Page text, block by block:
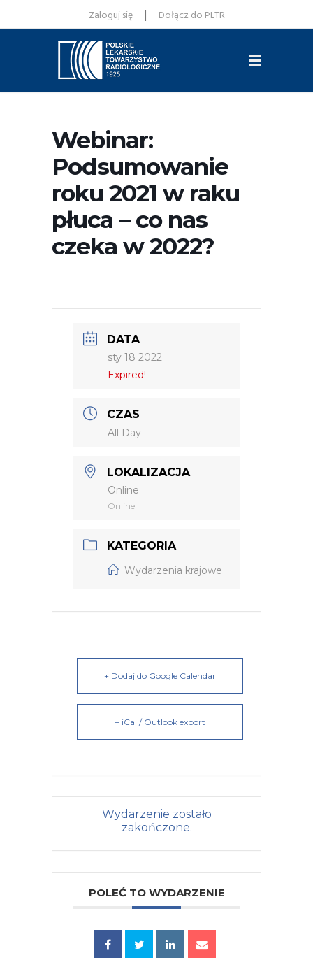
Zaloguj się | Dołącz do PLTR
Webinar:
Podsumowanie
roku 2021 w raku
płuca – co nas
czeka w 2022?
DATA
sty 18 2022
Expired!
CZAS
All Day
LOKALIZACJA
Online
Online
KATEGORIA
Wydarzenia krajowe
+ Dodaj do Google Calendar
+ iCal / Outlook export
Wydarzenie zostało
zakończone.
POLEĆ TO WYDARZENIE